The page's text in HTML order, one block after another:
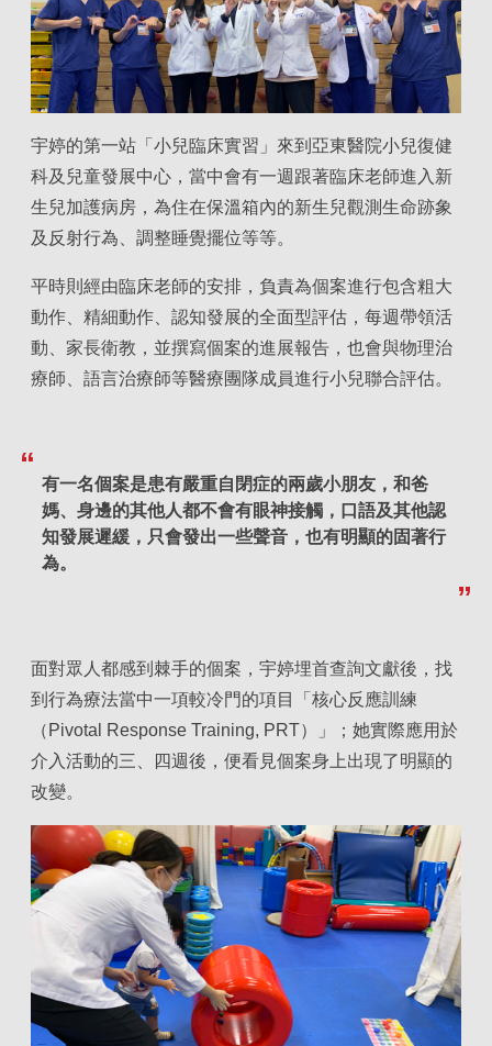
宇婷的第一站「小兒臨床實習」來到亞東醫院小兒復健
科及兒童發展中心，當中會有一週跟著臨床老師進入新
生兒加護病房，為住在保溫箱內的新生兒觀測生命跡象
及反射行為、調整睡覺擺位等等。
平時則經由臨床老師的安排，負責為個案進行包含粗大
動作、精細動作、認知發展的全面型評估，每週帶領活
動、家長衛教，並撰寫個案的進展報告，也會與物理治
療師、語言治療師等醫療團隊成員進行小兒聯合評估。
有一名個案是患有嚴重自閉症的兩歲小朋友，和爸
媽、身邊的其他人都不會有眼神接觸，口語及其他認
知發展遲緩，只會發出一些聲音，也有明顯的固著行
為。
面對眾人都感到棘手的個案，宇婷埋首查詢文獻後，找
到行為療法當中一項較冷門的項目「核心反應訓練
（Pivotal Response Training, PRT）」；她實際應用於
介入活動的三、四週後，便看見個案身上出現了明顯的
改變。